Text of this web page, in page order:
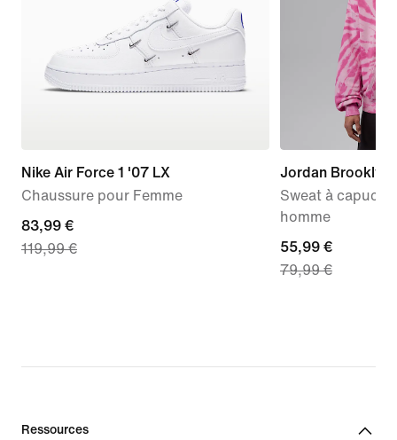
Nike Air Force 1 '07 LX
Chaussure pour Femme
current
price
83,99 €
119,99 €
Jordan Brooklyn
Sweat à
homme
current
price
79,99 €
55,99 €
79,99 €
Ressources